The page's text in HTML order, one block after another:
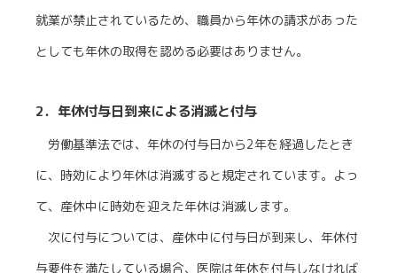
就業が禁止されているため、職員から年休の請求があった
としても年休の取得を認める必要はありません。
2．年休付与日到来による消滅と付与
労働基準法では、年休の付与日から2年を経過したとき
に、時効により年休は消滅すると規定されています。よっ
て、産休中に時効を迎えた年休は消滅します。
次に付与については、産休中に付与日が到来し、年休付
与要件を満たしている場合、医院は年休を付与しなければ